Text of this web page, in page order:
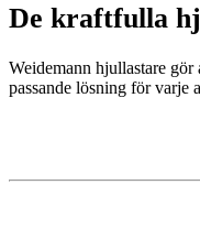
De kraftfulla
Weidemann hjullastare
passande lösning för varje